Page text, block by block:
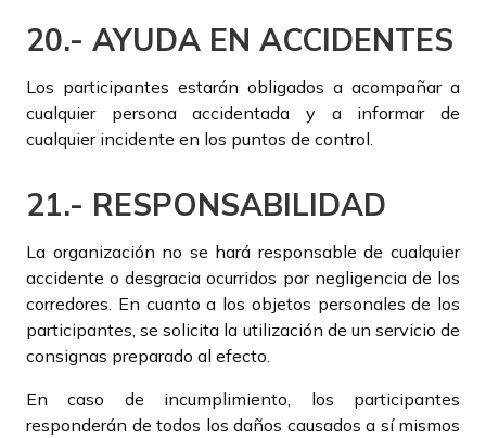
20.- AYUDA EN ACCIDENTES
Los participantes estarán obligados a acompañar a
cualquier persona accidentada y a informar de
cualquier incidente en los puntos de control.
21.- RESPONSABILIDAD
La organización no se hará responsable de cualquier
accidente o desgracia ocurridos por negligencia de los
corredores. En cuanto a los objetos personales de los
participantes, se solicita la utilización de un servicio de
consignas preparado al efecto.
En caso de incumplimiento, los participantes
responderán de todos los daños causados a sí mismos